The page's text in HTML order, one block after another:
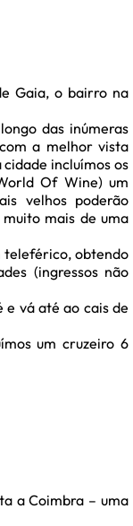
Gaia, o bairro na
das inúmeras
a melhor vista
incluímos os
Of Wine) um
velhos poderão
mais de uma
teleférico, obtendo
(ingressos não
e vá até ao cais de
um cruzeiro 6
a Coimbra – uma